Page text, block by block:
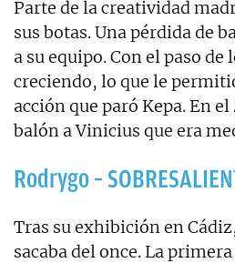
Parte de la creatividad
sus botas. Una pérdida de
a su equipo. Con el paso
creciendo, lo que le
acción que paró Kepa. En el
balón a Vinicius que era
Rodrygo –
Tras su exhibición en
sacaba del once. La